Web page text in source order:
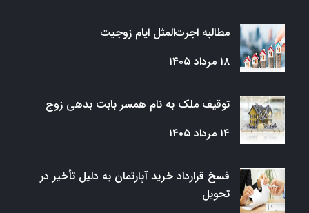
مطالبه اجرت‌المثل ایام زوجیت
۱۸ مرداد ۱۴۰۵
توقیف ملک به نام همسر بابت بدهی زوج
۱۴ مرداد ۱۴۰۵
فسخ قرارداد خرید آپارتمان به دلیل تأخیر در
تحویل